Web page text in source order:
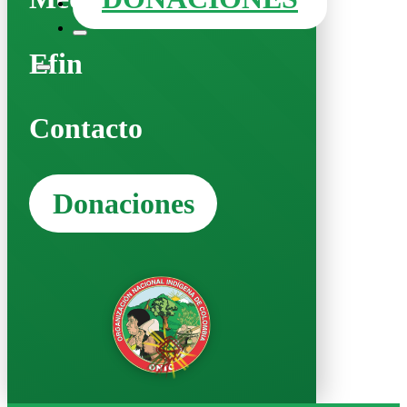
Efin
Contacto
Donaciones